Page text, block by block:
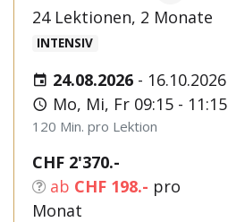
24 Lektionen, 2 Monate
INTENSIV
24.08.2026 - 16.10.2026
Mo, Mi, Fr 09:15 - 11:15
120 Min. pro Lektion
CHF 2'370.-
ab CHF 198.- pro
Monat